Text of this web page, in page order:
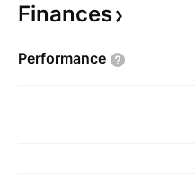
Finances
Performance